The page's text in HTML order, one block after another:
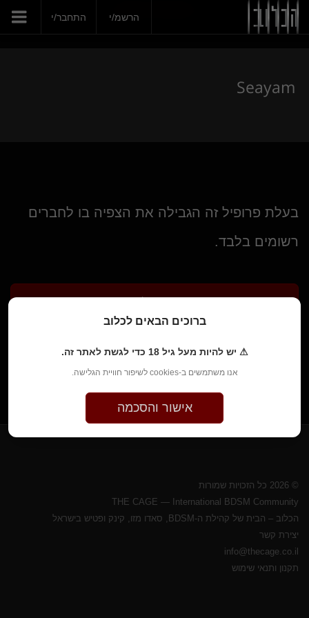
הצטרפי עכשיו
הרשמ/י התחבר/י
Seayam
Seayam
בעלת פרופיל זה הגבילה את הצפיה בו לחברים
רשומים בלבד.
הרשמ/י
© 2026 כל הזכויות שמורות
THE CAGE — International BDSM Community
הכלוב – הבית של קהילת ה-BDSM, סאדו מזו, קינק ופטיש בישראל
יצירת קשר
info@thecage.co.il
תקנון ותנאי שימוש
ברוכים הבאים לכלוב
⚠ יש להיות מעל גיל 18 כדי לגשת לאתר זה.
אנו משתמשים ב-cookies לשיפור חוויית הגלישה.
אישור והסכמה